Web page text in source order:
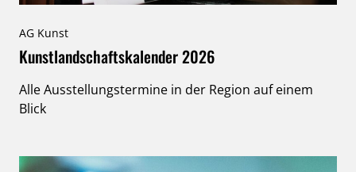
AG Kunst
Kunstlandschaftskalender 2026
Alle Ausstellungstermine in der Region auf einem
Blick